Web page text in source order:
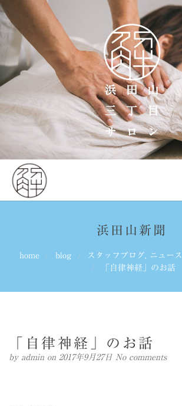
浜田山新聞
home blog スタッフブログ, ニュース
「自律神経」のお話
「自律神経」のお話
by admin on 2017年9月27日 No comments